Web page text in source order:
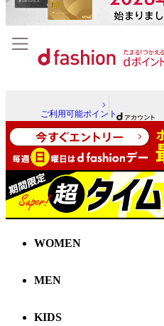
ご利用可能ポイント
WOMEN
MEN
KIDS